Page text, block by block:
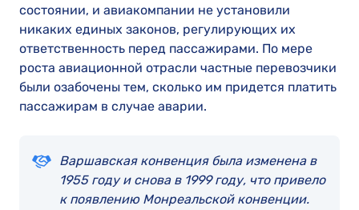
состоянии, и авиакомпании не установили
никаких единых законов, регулирующих их
ответственность перед пассажирами. По мере
роста авиационной отрасли частные перевозчики
были озабочены тем, сколько им придется платить
пассажирам в случае аварии.
Варшавская конвенция была изменена в
1955 году и снова в 1999 году, что привело
к появлению Монреальской конвенции.